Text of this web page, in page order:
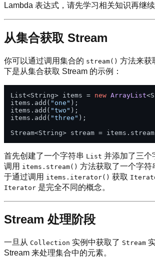
Lambda 表达式，请先学习相关知识再继续
从集合获取 Stream
你可以通过调用集合的 stream() 方法来获
下是从集合获取 Stream 的示例：
List<String> items = new ArrayList
items.add( "one" );
items.add( "two" );
items.add( "three" );
首先创建了一个字符串 List 并添加了三个
调用 items.stream() 方法获取了一个字符
于通过调用 items.iterator() 获取
Iterator 是完全不同的概念。
Stream 处理阶段
一旦从 Collection 实例中获取了 Stream
Stream 来处理集合中的元素。